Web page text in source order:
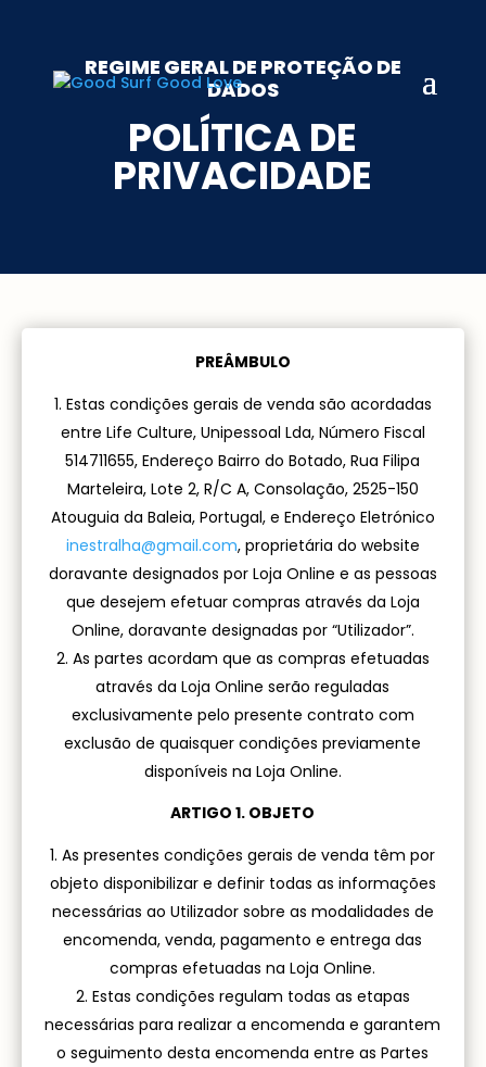
REGIME GERAL DE PROTEÇÃO DE
DADOS
POLÍTICA DE
PRIVACIDADE
PREÂMBULO
Estas condições gerais de venda são acordadas
entre Life Culture, Unipessoal Lda, Número Fiscal
514711655, EndereçoBairro do Botado, Rua Filipa
Marteleira, Lote 2, R/C A, Consolação, 2525-150
Atouguia da Baleia, Portugal, e Endereço Eletrónico
inestralha@gmail.com, proprietária do website
doravante designados por Loja Online e as pessoas
que desejem efetuar compras através da Loja
Online, doravante designadas por “Utilizador”.
As partes acordam que as compras efetuadas
através da Loja Online serão reguladas
exclusivamente pelo presente contrato com
exclusão de quaisquer condições previamente
disponíveis na Loja Online.
ARTIGO 1. OBJETO
As presentes condições gerais de venda têm por
objeto disponibilizar e definir todas as informações
necessárias ao Utilizador sobre as modalidades de
encomenda, venda, pagamento e entrega das
compras efetuadas na Loja Online.
Estas condições regulam todas as etapas
necessárias para realizar a encomenda e garantem
o seguimento desta encomenda entre as Partes